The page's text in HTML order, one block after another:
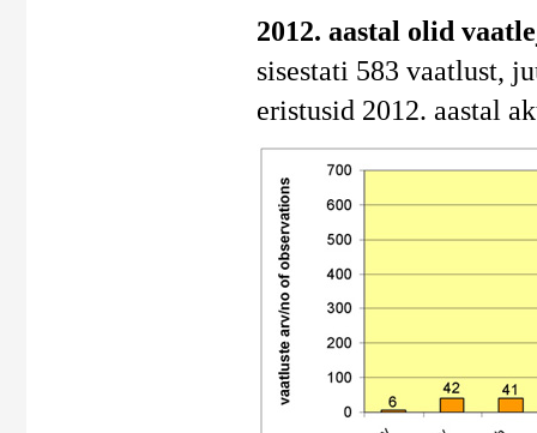
2012. aastal olid
sisestati 583 vaatlust,
eristusid 2012. aastal